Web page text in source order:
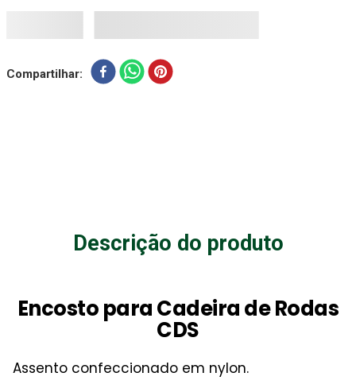
Compartilhar
Descrição do produto
Encosto para Cadeira de Rodas
CDS
Assento confeccionado em nylon.